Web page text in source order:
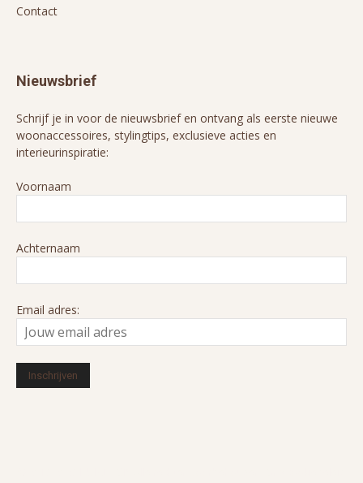
Contact
Nieuwsbrief
Schrijf je in voor de nieuwsbrief en ontvang als eerste nieuwe
woonaccessoires, stylingtips, exclusieve acties en
interieurinspiratie:
Voornaam
Achternaam
Email adres: